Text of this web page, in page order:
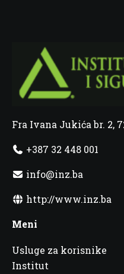
Fra Ivana Jukića br. 2,
+387 32 448 001
info@inz.ba
http://www.inz.ba
Meni
Usluge za korisnike
Institut